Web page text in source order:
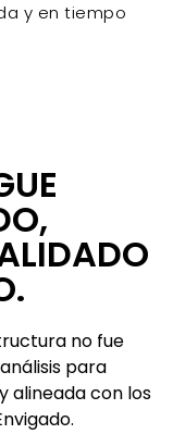
y en tiempo
no fue
para
alineada con los